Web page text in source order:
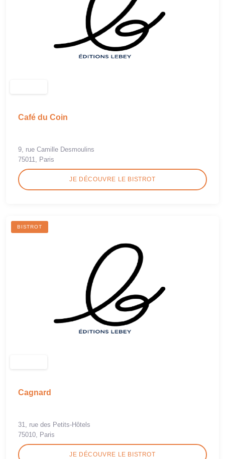
Café du Coin
9, rue Camille Desmoulins
75011, Paris
JE DÉCOUVRE LE BISTROT
BISTROT
Cagnard
31, rue des Petits-Hôtels
75010, Paris
JE DÉCOUVRE LE BISTROT